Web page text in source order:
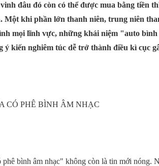
đâu đó còn có thể được mua bằng tiền
Một khi phần lớn thanh niên, trung niên
mọi lĩnh vực, những khái niệm "auto
ý kiến nghiêm túc dễ trở thành điều kì cục
CÓ PHÊ BÌNH ÂM NHẠC
phê bình âm nhạc" không còn là tin mới nóng.